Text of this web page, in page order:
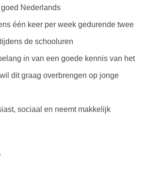
Nederlands
één keer per week gedurende twee
de schooluren
in van een goede kennis van het
dit graag overbrengen op jonge
sociaal en neemt makkelijk